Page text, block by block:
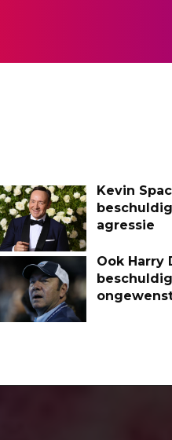
Kevin
agressie
Ook Harry